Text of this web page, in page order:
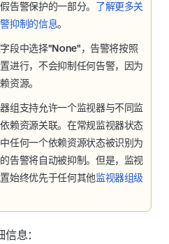
告警保护的一部分。 了解更多关
抑制的信息。
段中选择"None"，告警将按照
进行，不会抑制任何告警，因为
资源。
组支持允许一个监视器与不同监
赖资源关联。在常规监视器状态
任何一个依赖资源状态被识别为
告警将自动被抑制。但是，监视
始终优先于任何其他监视器组级
信息：